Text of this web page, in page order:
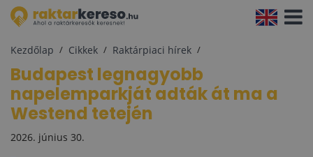
Kezdőlap Cikkek Raktárpiaci hírek
Budapest legnagyobb
napelemparkját adták át ma a
Westend tetején
2026. június 30.